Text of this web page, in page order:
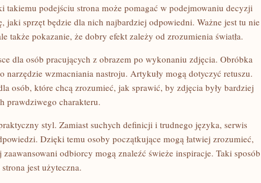
takiemu podejściu strona może pomagać w podejmowaniu decyzji
jaki sprzęt będzie dla nich najbardziej odpowiedni. Ważne jest tu nie
także pokazanie, że dobry efekt zależy od zrozumienia światła.
dla osób pracujących z obrazem po wykonaniu zdjęcia. Obróbka
narzędzie wzmacniania nastroju. Artykuły mogą dotyczyć retuszu.
osób, które chcą zrozumieć, jak sprawić, by zdjęcia były bardziej
prawdziwego charakteru.
styl. Zamiast suchych definicji i trudnego języka, serwis
Dzięki temu osoby początkujące mogą łatwiej zrozumieć,
zaawansowani odbiorcy mogą znaleźć świeże inspiracje. Taki sposób
jest użyteczna.